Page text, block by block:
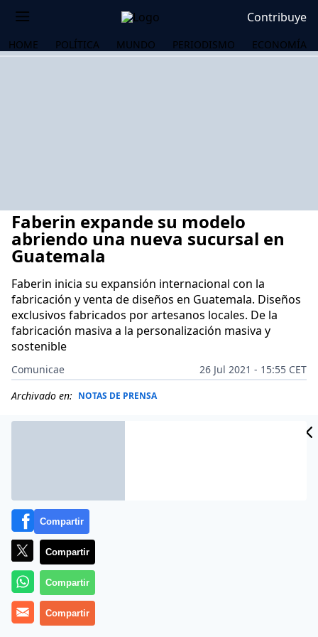
Contribuye
HOME POLÍTICA MUNDO PERIODISMO ECONOMÍA
Faberin expande su modelo
abriendo una nueva sucursal en
Guatemala
Faberin inicia su expansión internacional con la
fabricación y venta de diseños en Guatemala. Diseños
exclusivos fabricados por artesanos locales. De la
fabricación masiva a la personalización masiva y
sostenible
Comunicae
26 Jul 2021 - 15:55 CET
Archivado en: NOTAS DE PRENSA
Faberin amplía su red abriendo una nueva sucursal
Compartir
Compartir
Compartir
Compartir